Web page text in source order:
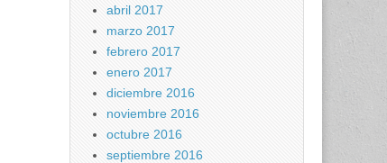
abril 2017
marzo 2017
febrero 2017
enero 2017
diciembre 2016
noviembre 2016
octubre 2016
septiembre 2016